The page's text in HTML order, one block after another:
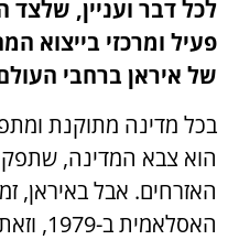
לכל דבר ועניין,
פעיל ומרכזי בייצוא
של איראן ברחבי
בכל מדינה מתוקנת
הוא צבא המדינה,
האזרחים. אבל באיראן,